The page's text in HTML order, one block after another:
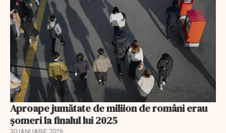
Aproape jumătate de miliion de români erau
șomeri la finalul lui 2025
30 IANUARIE 2026